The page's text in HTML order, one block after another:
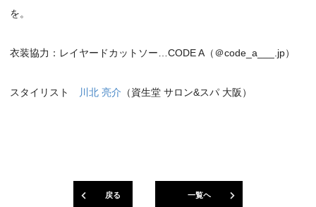
を。
衣装協力：レイヤードカットソー…CODE A（＠code_a___.jp）
スタイリスト 川北 亮介 （資生堂 サロン&スパ 大阪）
戻る 一覧ヘ